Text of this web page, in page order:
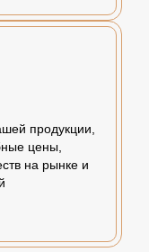
продукции,
цены,
на рынке и